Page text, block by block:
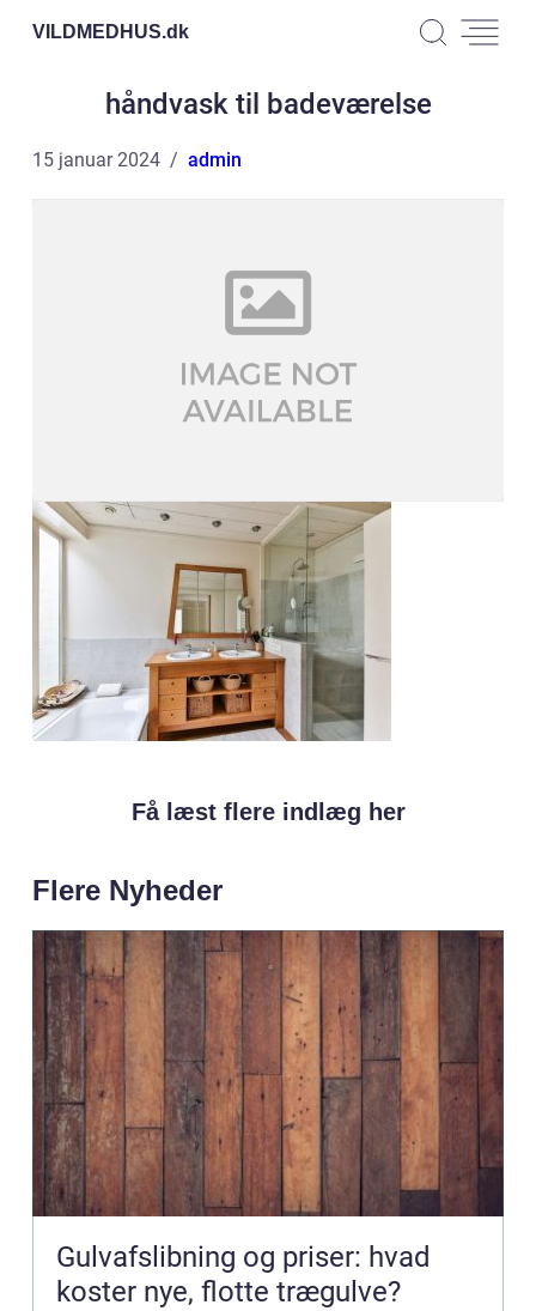
VILDMEDHUS.dk
håndvask til badeværelse
15 januar 2024 admin
Få læst flere indlæg her
Flere Nyheder
Gulvafslibning og priser: hvad
koster nye, flotte trægulve?